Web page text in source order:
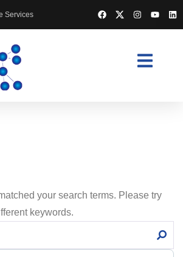
Services
your search terms. Please try
keywords.